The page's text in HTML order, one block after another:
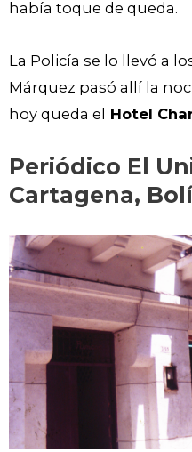
había toque de queda.
La Policía se lo llevó a
Márquez pasó allí la
hoy queda el Hotel
Periódico El
Cartagena,